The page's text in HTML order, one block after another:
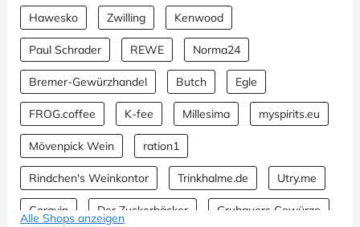
Hawesko Zwilling Kenwood
Paul Schrader REWE Norma24
Bremer-Gewürzhandel Butch Egle
FROG.coffee K-fee Millesima myspirits.eu
Mövenpick Wein ration1
Rindchen's Weinkontor Trinkhalme.de Utry.me
Coravin Der Zuckerbäcker Grubauers Gewürze
Alle Shops anzeigen